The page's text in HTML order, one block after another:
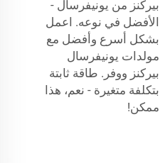
بيركنز من يونيفرسال -
الأفضل في نوعه. اعمل
بشكل أسرع وأفضل مع
مولدات يونيفرسال
بيركنز ووفر. طاقة ثابتة
بتكلفة متغيرة - نعم، هذا
ممكن!